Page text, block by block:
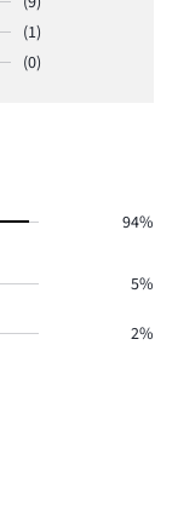
(1)
(0)
94%
5%
2%